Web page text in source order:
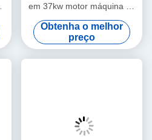
em 37kw motor máquina de
extrusão de PVC extrusora
de parafuso duplo cónico
Obtenha o melhor
preço